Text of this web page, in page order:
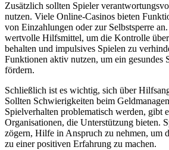
Zusätzlich sollten Spieler
nutzen. Viele Online-Casinos bieten
von Einzahlungen oder zur Selbstsperre
wertvolle Hilfsmittel, um die Kontrolle
behalten und impulsives Spielen zu
Funktionen aktiv nutzen, um ein gesundes
fördern.
Schließlich ist es wichtig, sich über
Sollten Schwierigkeiten beim
Spielverhalten problematisch werden, gibt
Organisationen, die Unterstützung bieten.
zögern, Hilfe in Anspruch zu nehmen, um
zu einer positiven Erfahrung zu machen.